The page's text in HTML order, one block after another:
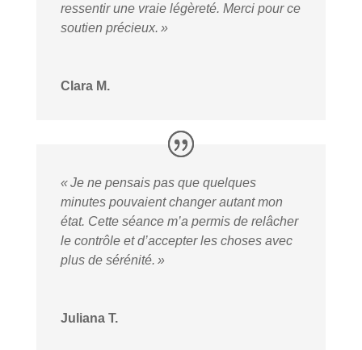
ressentir une vraie légèreté. Merci pour ce
soutien précieux. »
Clara M.
« Je ne pensais pas que quelques
minutes pouvaient changer autant mon
état. Cette séance m’a permis de relâcher
le contrôle et d’accepter les choses avec
plus de sérénité. »
Juliana T.